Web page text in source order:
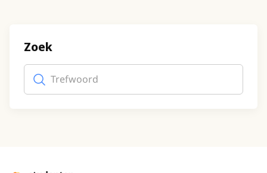
Zoek
Trefwoord